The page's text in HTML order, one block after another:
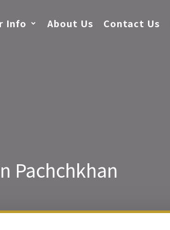
Info About Us Contact Us
Pachchkhan